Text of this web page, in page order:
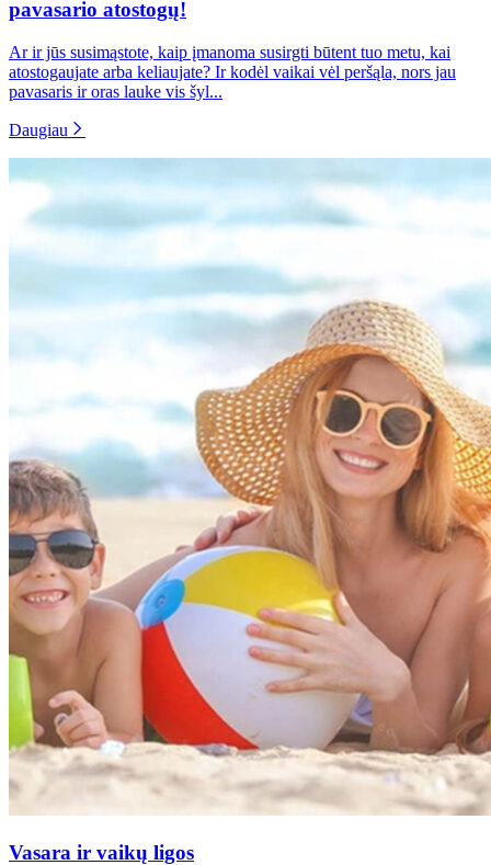
pavasario atostogų!
Ar ir jūs susimąstote, kaip įmanoma susirgti būtent tuo metu, kai
atostogaujate arba keliaujate? Ir kodėl vaikai vėl peršąla, nors jau
pavasaris ir oras lauke vis šyl...
Daugiau
Vasara ir vaikų ligos